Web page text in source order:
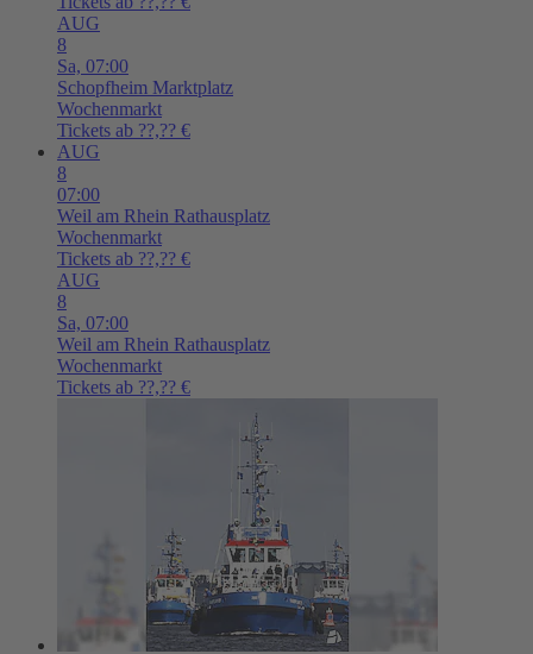
AUG
8
Sa, 07:00
Schopfheim Marktplatz
Wochenmarkt
Tickets ab ??,?? €
AUG
8
07:00
Weil am Rhein Rathausplatz
Wochenmarkt
Tickets ab ??,?? €
AUG
8
Sa, 07:00
Weil am Rhein Rathausplatz
Wochenmarkt
Tickets ab ??,?? €